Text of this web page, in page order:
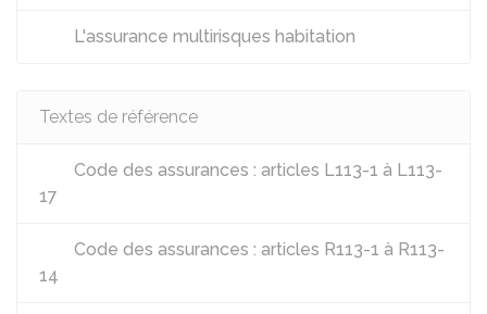
L'assurance multirisques habitation
Textes de référence
Code des assurances : articles L113-1 à L113-
17
Code des assurances : articles R113-1 à R113-
14